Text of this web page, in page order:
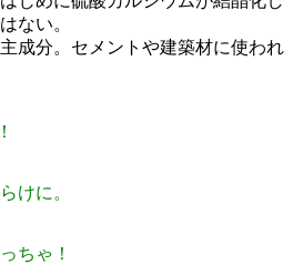
ない。
成分。セメントや建築材に使われ
けに。
ちゃ！